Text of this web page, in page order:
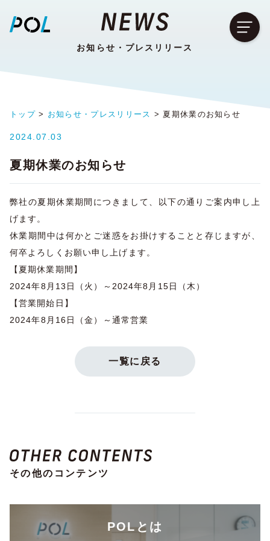
お知らせ・プレスリリース
トップ お知らせ・プレスリリース 夏期休業のお知らせ
2024.07.03
夏期休業のお知らせ
弊社の夏期休業期間につきまして、以下の通りご案内申し上
げます。
休業期間中は何かとご迷惑をお掛けすることと存じますが、
何卒よろしくお願い申し上げます。
【夏期休業期間】
2024年8月13日（火）～2024年8月15日（木）
【営業開始日】
2024年8月16日（金）～通常営業
一覧に戻る
その他のコンテンツ
POLとは